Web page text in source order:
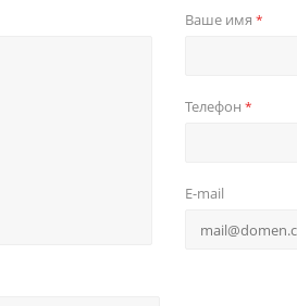
Ваше имя *
Телефон *
E-mail